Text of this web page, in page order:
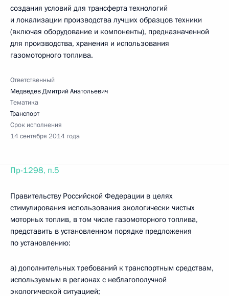
создания условий для трансферта технологий
и локализации производства лучших образцов техники
(включая оборудование и компоненты), предназначенной
для производства, хранения и использования
газомоторного топлива.
Ответственный
Медведев Дмитрий Анатольевич
Тематика
Транспорт
Срок исполнения
14 сентября 2014 года
Пр-1298, п.5
Правительству Российской Федерации в целях
стимулирования использования экологически чистых
моторных топлив, в том числе газомоторного топлива,
представить в установленном порядке предложения
по установлению:
а) дополнительных требований к транспортным средствам,
используемым в регионах с неблагополучной
экологической ситуацией;